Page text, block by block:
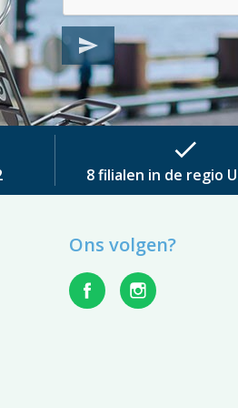
send
check
8 filialen in de regio
Ons volgen?